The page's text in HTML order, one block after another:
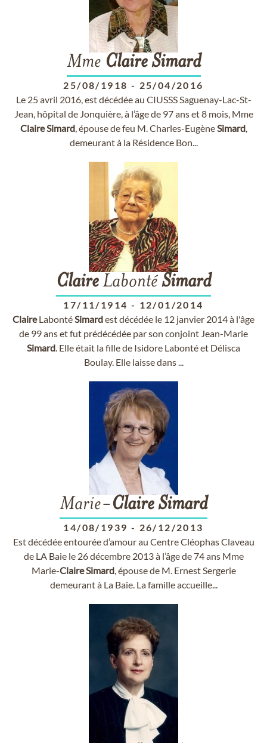
Mme Claire Simard
25/08/1918 - 25/04/2016
Le 25 avril 2016, est décédée au CIUSSS Saguenay-Lac-St-
Jean, hôpital de Jonquière, à l’âge de 97 ans et 8 mois, Mme
ClaireSimard, épouse de feu M. Charles-EugèneSimard,
demeurant à la Résidence Bon...
ClaireLabontéSimard
17/11/1914 - 12/01/2014
ClaireLabontéSimardest décédée le 12 janvier 2014 à l'âge
de 99 ans et fut prédécédée par son conjoint Jean-Marie
Simard. Elle était la fille de Isidore Labonté et Délisca
Boulay. Elle laisse dans ...
Marie-ClaireSimard
14/08/1939 - 26/12/2013
Est décédée entourée d’amour au Centre Cléophas Claveau
de LA Baie le 26 décembre 2013 à l’âge de 74 ans Mme
Marie-ClaireSimard, épouse de M. Ernest Sergerie
demeurant à La Baie. La famille accueille...